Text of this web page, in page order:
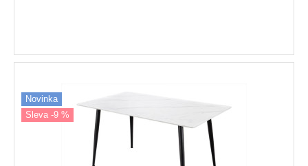
Novinka
Sleva -9 %